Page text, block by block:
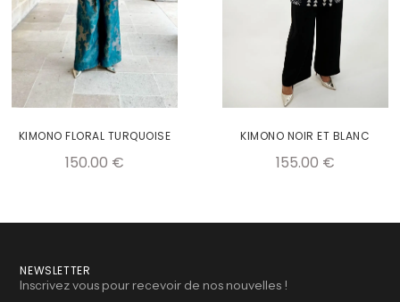
KIMONO FLORAL TURQUOISE
150.00 €
KIMONO NOIR ET BLANC
155.00 €
NEWSLETTER
Inscrivez vous pour recevoir de nos nouvelles !